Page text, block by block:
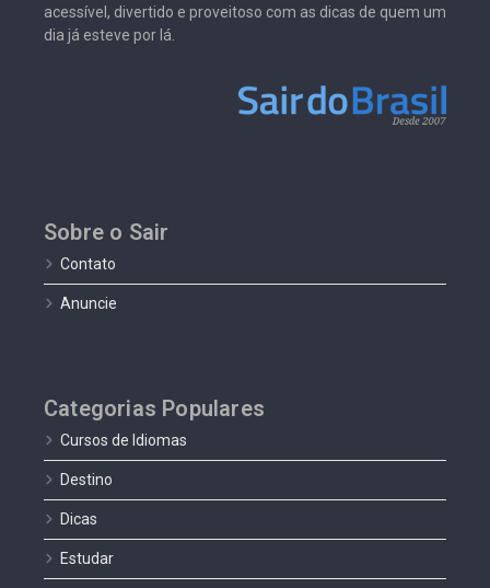
acessível, divertido e proveitoso com as dicas de quem um
dia já esteve por lá.
Sobre o Sair
Contato
Anuncie
Categorias Populares
Cursos de Idiomas
Destino
Dicas
Estudar